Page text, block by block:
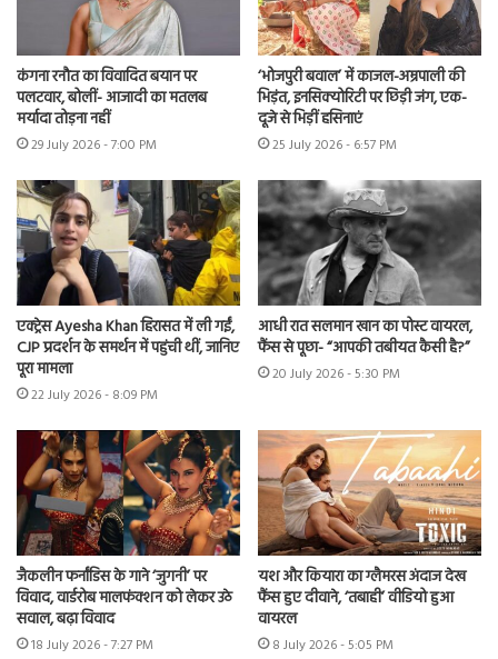
कंगना रनौत का विवादित बयान पर
पलटवार, बोलीं- आजादी का मतलब
मर्यादा तोड़ना नहीं
29 July 2026 - 7:00 PM
‘भोजपुरी बवाल’ में काजल-अम्रपाली की
भिड़ंत, इनसिक्योरिटी पर छिड़ी जंग, एक-
दूजे से भिड़ीं हसिनाएं
25 July 2026 - 6:57 PM
एक्ट्रेस Ayesha Khan हिरासत में ली गईं,
CJP प्रदर्शन के समर्थन में पहुंची थीं, जानिए
पूरा मामला
22 July 2026 - 8:09 PM
आधी रात सलमान खान का पोस्ट वायरल,
फैंस से पूछा- “आपकी तबीयत कैसी है?”
20 July 2026 - 5:30 PM
जैकलीन फर्नांडिस के गाने ‘जुगनी’ पर
विवाद, वार्डरोब मालफंक्शन को लेकर उठे
सवाल, बढ़ा विवाद
18 July 2026 - 7:27 PM
यश और कियारा का ग्लैमरस अंदाज देख
फैंस हुए दीवाने, ‘तबाही’ वीडियो हुआ
वायरल
8 July 2026 - 5:05 PM